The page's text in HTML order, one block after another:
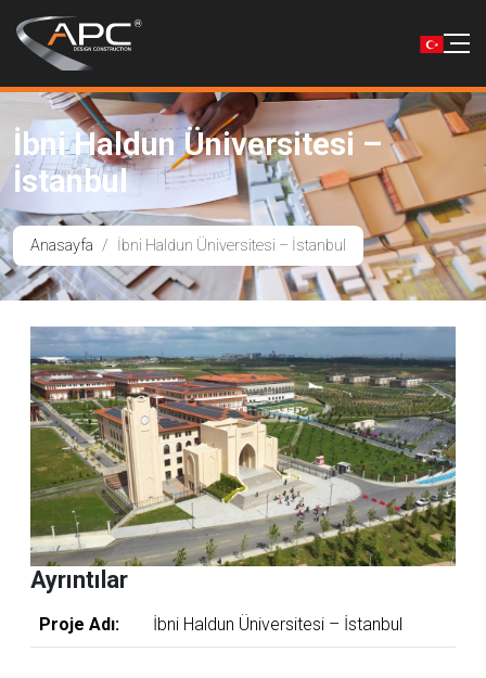
İbni Haldun Üniversitesi –
İstanbul
Anasayfa İbni Haldun Üniversitesi – İstanbul
Ayrıntılar
Proje Adı: İbni Haldun Üniversitesi – İstanbul